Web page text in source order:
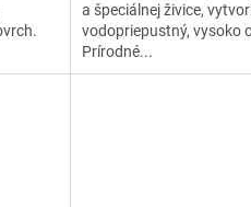
a špeciálnej živice,
vodopriepustný, vysoko
Prírodné...